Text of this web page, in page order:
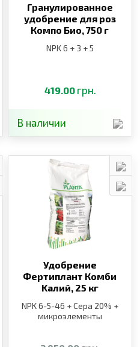
Гранулированное
удобрение для роз
Компо Био,750 г
NPK 6 + 3 + 5
419.00 грн.
В наличии
Удобрение
Фертиплант Комби
Kалий, 25 кг
NPK 6-5-46 + Сера 20% +
микроэлементы